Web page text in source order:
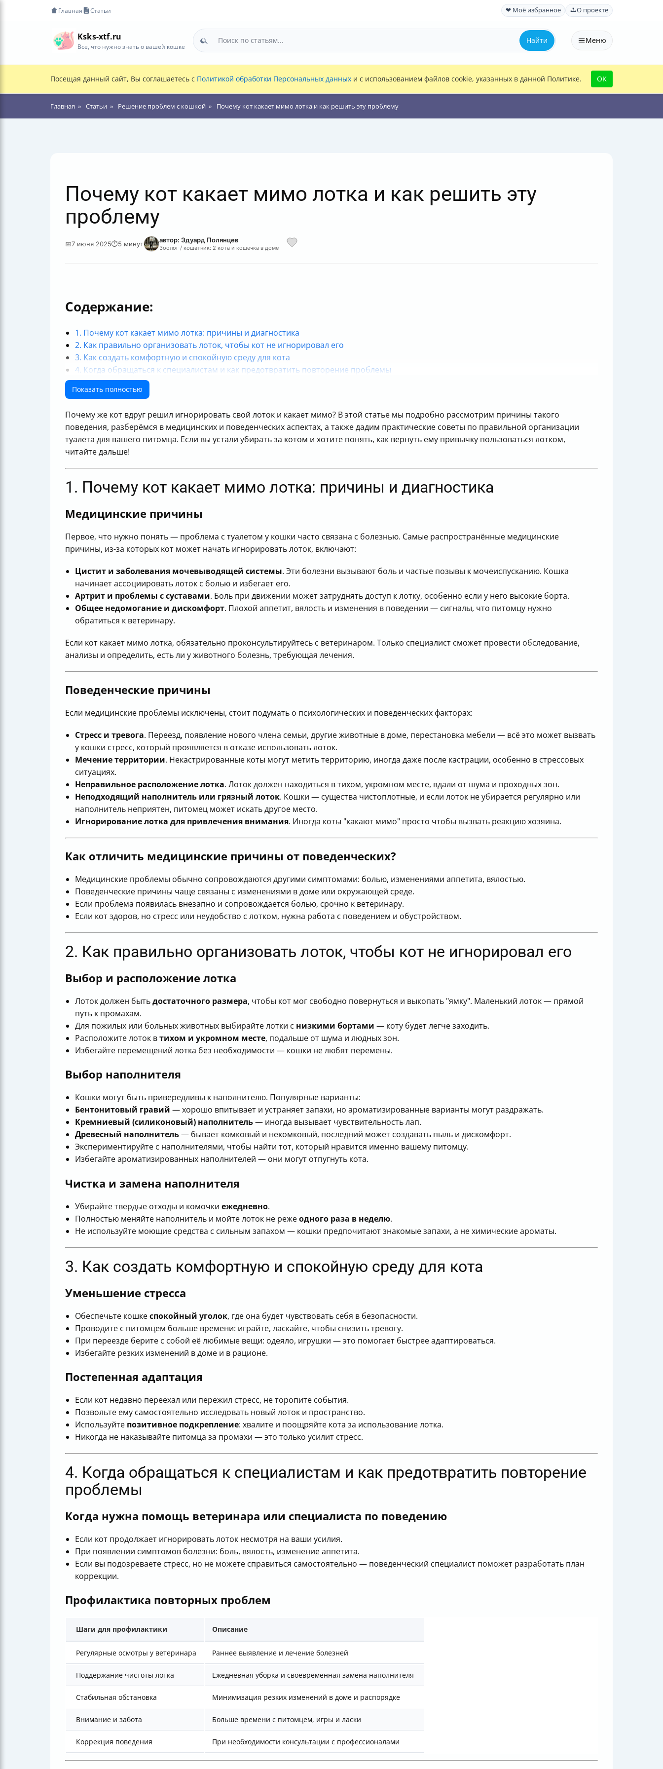
Главная Статьи ❤ Моё избранное О проекте
Ksks-xtf.ru
Все, что нужно знать о вашей кошке
Найти Меню
Посещая данный сайт, Вы соглашаетесь с Политикой обработки Персональных данных и с использованием файлов cookie, указанных в данной Политике. OK
Главная Статьи Решение проблем с кошкой Почему кот какает мимо лотка и как решить эту проблему
Почему кот какает мимо лотка и как решить эту
проблему
📅7 июня 2025⏱5 минут автор: Эдуард Полянцев
Зоолог / кошатник: 2 кота и кошечка в доме
Содержание:
1. Почему кот какает мимо лотка: причины и диагностика
2. Как правильно организовать лоток, чтобы кот не игнорировал его
3. Как создать комфортную и спокойную среду для кота
4. Когда обращаться к специалистам и как предотвратить повторение проблемы
Итог: терпение и понимание — ключ к успеху
Показать полностью
Почему же кот вдруг решил игнорировать свой лоток и какает мимо? В этой статье мы подробно рассмотрим причины такого
поведения, разберёмся в медицинских и поведенческих аспектах, а также дадим практические советы по правильной организации
туалета для вашего питомца. Если вы устали убирать за котом и хотите понять, как вернуть ему привычку пользоваться лотком,
читайте дальше!
1. Почему кот какает мимо лотка: причины и диагностика
Медицинские причины
Первое, что нужно понять — проблема с туалетом у кошки часто связана с болезнью. Самые распространённые медицинские
причины, из-за которых кот может начать игнорировать лоток, включают:
Цистит и заболевания мочевыводящей системы. Эти болезни вызывают боль и частые позывы к мочеиспусканию. Кошка
начинает ассоциировать лоток с болью и избегает его.
Артрит и проблемы с суставами. Боль при движении может затруднять доступ к лотку, особенно если у него высокие борта.
Общее недомогание и дискомфорт. Плохой аппетит, вялость и изменения в поведении — сигналы, что питомцу нужно
обратиться к ветеринару.
Если кот какает мимо лотка, обязательно проконсультируйтесь с ветеринаром. Только специалист сможет провести обследование,
анализы и определить, есть ли у животного болезнь, требующая лечения.
Поведенческие причины
Если медицинские проблемы исключены, стоит подумать о психологических и поведенческих факторах:
Стресс и тревога. Переезд, появление нового члена семьи, другие животные в доме, перестановка мебели — всё это может вызвать
у кошки стресс, который проявляется в отказе использовать лоток.
Мечение территории. Некастрированные коты могут метить территорию, иногда даже после кастрации, особенно в стрессовых
ситуациях.
Неправильное расположение лотка. Лоток должен находиться в тихом, укромном месте, вдали от шума и проходных зон.
Неподходящий наполнитель или грязный лоток. Кошки — существа чистоплотные, и если лоток не убирается регулярно или
наполнитель неприятен, питомец может искать другое место.
Игнорирование лотка для привлечения внимания. Иногда коты "какают мимо" просто чтобы вызвать реакцию хозяина.
Как отличить медицинские причины от поведенческих?
Медицинские проблемы обычно сопровождаются другими симптомами: болью, изменениями аппетита, вялостью.
Поведенческие причины чаще связаны с изменениями в доме или окружающей среде.
Если проблема появилась внезапно и сопровождается болью, срочно к ветеринару.
Если кот здоров, но стресс или неудобство с лотком, нужна работа с поведением и обустройством.
2. Как правильно организовать лоток, чтобы кот не игнорировал его
Выбор и расположение лотка
Лоток должен бытьдостаточного размера, чтобы кот мог свободно повернуться и выкопать "ямку". Маленький лоток — прямой
путь к промахам.
Для пожилых или больных животных выбирайте лотки с низкими бортами — коту будет легче заходить.
Расположите лоток втихом и укромном месте, подальше от шума и людных зон.
Избегайте перемещений лотка без необходимости — кошки не любят перемены.
Выбор наполнителя
Кошки могут быть привередливы к наполнителю. Популярные варианты:
Бентонитовый гравий — хорошо впитывает и устраняет запахи, но ароматизированные варианты могут раздражать.
Кремниевый (силиконовый) наполнитель— иногда вызывает чувствительность лап.
Древесный наполнитель— бывает комковый и некомковый, последний может создавать пыль и дискомфорт.
Экспериментируйте с наполнителями, чтобы найти тот, который нравится именно вашему питомцу.
Избегайте ароматизированных наполнителей — они могут отпугнуть кота.
Чистка и замена наполнителя
Убирайте твердые отходы и комочки ежедневно.
Полностью меняйте наполнитель и мойте лоток не режеодного раза в неделю.
Не используйте моющие средства с сильным запахом — кошки предпочитают знакомые запахи, а не химические ароматы.
3. Как создать комфортную и спокойную среду для кота
Уменьшение стресса
Обеспечьте кошкеспокойный уголок, где она будет чувствовать себя в безопасности.
Проводите с питомцем больше времени: играйте, ласкайте, чтобы снизить тревогу.
При переезде берите с собой её любимые вещи: одеяло, игрушки — это помогает быстрее адаптироваться.
Избегайте резких изменений в доме и в рационе.
Постепенная адаптация
Если кот недавно переехал или пережил стресс, не торопите события.
Позвольте ему самостоятельно исследовать новый лоток и пространство.
Используйте позитивное подкрепление: хвалите и поощряйте кота за использование лотка.
Никогда не наказывайте питомца за промахи — это только усилит стресс.
4. Когда обращаться к специалистам и как предотвратить повторение
проблемы
Когда нужна помощь ветеринара или специалиста по поведению
Если кот продолжает игнорировать лоток несмотря на ваши усилия.
При появлении симптомов болезни: боль, вялость, изменение аппетита.
Если вы подозреваете стресс, но не можете справиться самостоятельно — поведенческий специалист поможет разработать план
коррекции.
Профилактика повторных проблем
Шаги для профилактики Описание
Регулярные осмотры у ветеринара Раннее выявление и лечение болезней
Поддержание чистоты лотка Ежедневная уборка и своевременная замена наполнителя
Стабильная обстановка Минимизация резких изменений в доме и распорядке
Внимание и забота Больше времени с питомцем, игры и ласки
Коррекция поведения При необходимости консультации с профессионалами